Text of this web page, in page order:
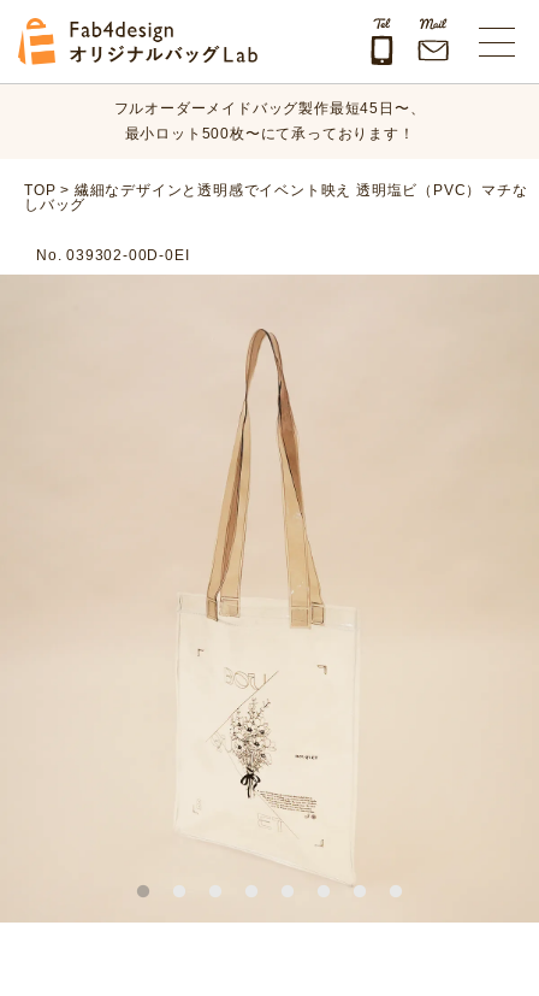
オリジナルバッグのデザイン、素材、数量、納期など、
まずはお気軽にご相談ください！
フルオーダーメイドバッグ製作最短45日〜、
最小ロット500枚〜にて承っております！
オリジナルバッグのデザイン、素材、数量、納期など、
TOP > 繊細なデザインと透明感でイベント映え 透明塩ビ（PVC）マチな
しバッグ
No. 039302-00D-0EI